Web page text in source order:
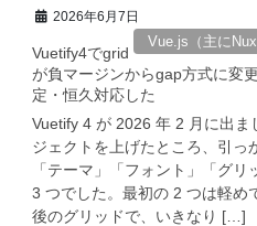
2026年6月7日
Vue.js（主に
Vuetify4でgrid
が負マージンからgap方式に変
定・恒久対応した
Vuetify 4 が 2026 年 2 月に出ま
ジェクトを上げたところ、引っ
「テーマ」「フォント」「グリ
3 つでした。最初の 2 つは軽め
後のグリッドで、いきなり […]